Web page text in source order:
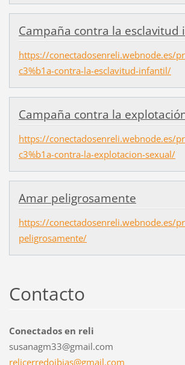
Campaña contra la esclavitud
https://conectadosenreli.webnode.es/
c3%b1a-contra-la-esclavitud-infantil/
Campaña contra la
https://conectadosenreli.webnode.es/
c3%b1a-contra-la-explotacion-sexual/
Amar peligrosamente
https://conectadosenreli.webnode.es/
peligrosamente/
Contacto
Conectados en reli
susanagm33@gmail.com
relicerredoibias@gmail.com